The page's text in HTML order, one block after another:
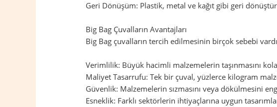
Geri Dönüşüm: Plastik, metal ve kağıt gibi geri
Big Bag Çuvalların Avantajları
Big Bag çuvalların tercih edilmesinin birçok sebebi
Verimlilik: Büyük hacimli malzemelerin taşınmasını
Maliyet Tasarrufu: Tek bir çuval, yüzlerce kilogram
Güvenlik: Malzemelerin sızmasını veya dökülmesini
Esneklik: Farklı sektörlerin ihtiyaçlarına uygun